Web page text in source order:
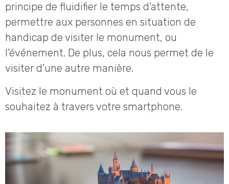
principe de fluidifier le temps d’attente,
permettre aux personnes en situation de
handicap de visiter le monument, ou
l’événement. De plus, cela nous permet de le
visiter d’une autre manière.
Visitez le monument où et quand vous le
souhaitez à travers votre smartphone.